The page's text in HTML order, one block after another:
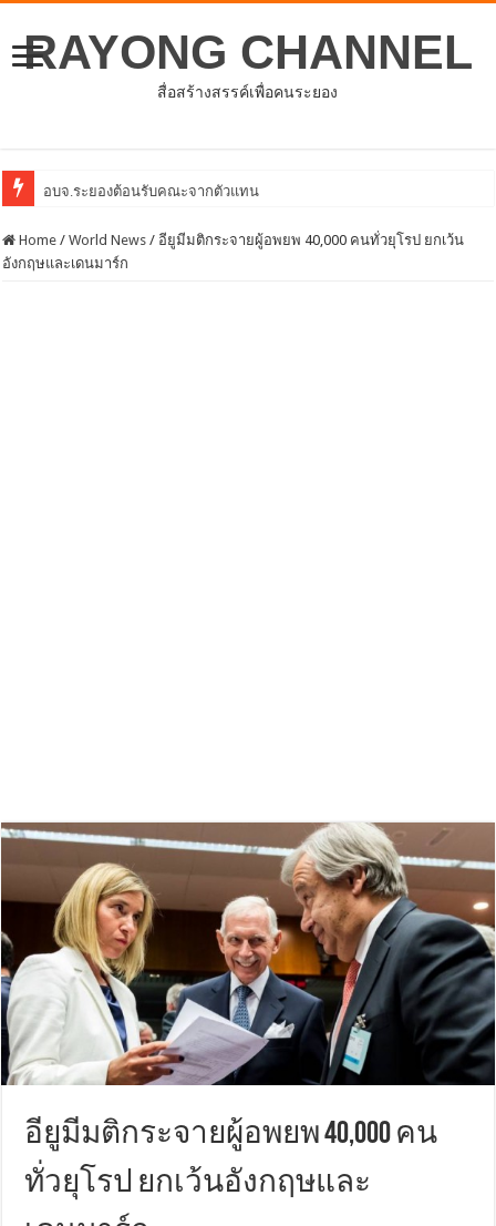
RAYONG CHANNEL
สื่อสร้างสรรค์เพื่อคนระยอง
อบจ.ระยองต้อนรับคณะจากตัวแทนศูนย์ธุรกิจจีน – อาเซียน (CABC)
Home / World News / อียูมีมติกระจายผู้อพยพ 40,000 คนทั่วยุโรป ยกเว้น
อังกฤษและเดนมาร์ก
อียูมีมติกระจายผู้อพยพ 40,000 คน
ทั่วยุโรป ยกเว้นอังกฤษและ